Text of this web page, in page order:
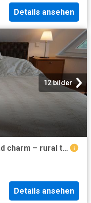
Details ansehen
12 bilder
Furnished house with garden and charm – rural tranquility in Solingen between Cologne and Düsseldorf
Details ansehen